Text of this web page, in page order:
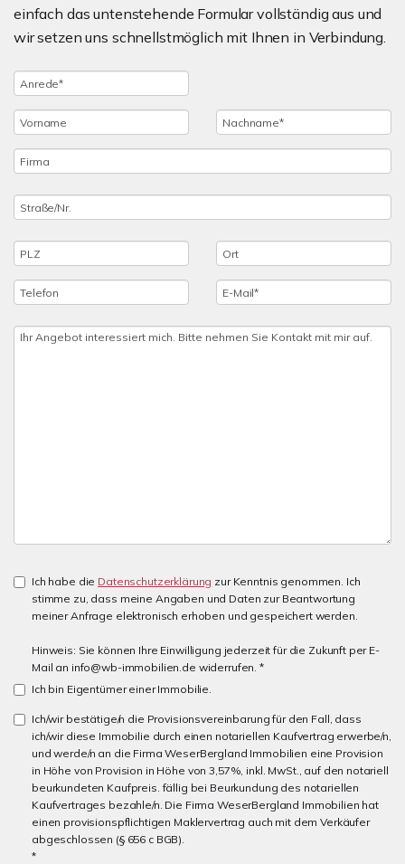
einfach das untenstehende Formular vollständig aus und
wir setzen uns schnellstmöglich mit Ihnen in Verbindung.
Ich habe die Datenschutzerklärung zur Kenntnis genommen. Ich
stimme zu, dass meine Angaben und Daten zur Beantwortung
meiner Anfrage elektronisch erhoben und gespeichert werden.
Hinweis: Sie können Ihre Einwilligung jederzeit für die Zukunft per E-
Mail an info@wb-immobilien.de widerrufen. *
Ich bin Eigentümer einer Immobilie.
Ich/wir bestätige/n die Provisionsvereinbarung für den Fall, dass
ich/wir diese Immobilie durch einen notariellen Kaufvertrag erwerbe/n,
und werde/n an die Firma WeserBergland Immobilien eine Provision
in Höhe von Provision in Höhe von 3,57%, inkl. MwSt., auf den notariell
beurkundeten Kaufpreis. fällig bei Beurkundung des notariellen
Kaufvertrages bezahle/n. Die Firma WeserBergland Immobilien hat
einen provisionspflichtigen Maklervertrag auch mit dem Verkäufer
abgeschlossen (§ 656 c BGB).
*